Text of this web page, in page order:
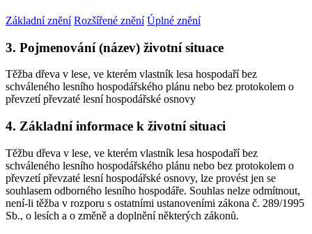
Základní znění Rozšířené znění Úplné znění
3. Pojmenování (název) životní situace
Těžba dřeva v lese, ve kterém vlastník lesa hospodaří bez
schváleného lesního hospodářského plánu nebo bez protokolem o
převzetí převzaté lesní hospodářské osnovy
4. Základní informace k životní situaci
Těžbu dřeva v lese, ve kterém vlastník lesa hospodaří bez
schváleného lesního hospodářského plánu nebo bez protokolem o
převzetí převzaté lesní hospodářské osnovy, lze provést jen se
souhlasem odborného lesního hospodáře. Souhlas nelze odmítnout,
není-li těžba v rozporu s ostatními ustanoveními zákona č. 289/1995
Sb., o lesích a o změně a doplnění některých zákonů.